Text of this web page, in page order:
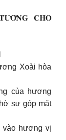
𝐂𝐇𝐎
Xoài hòa
của hương
sự góp mặt
vào hương vị